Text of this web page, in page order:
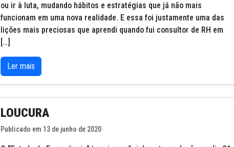
ou ir à luta, mudando hábitos e estratégias que já não mais
funcionam em uma nova realidade. E essa foi justamente uma das
lições mais preciosas que aprendi quando fui consultor de RH em
[…]
Ler mais
LOUCURA
Publicado em 13 de junho de 2020